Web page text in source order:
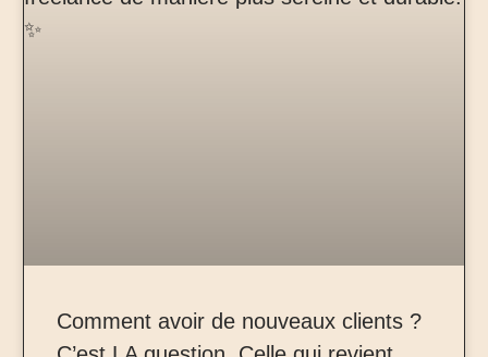
Comment avoir de nouveaux clients ?